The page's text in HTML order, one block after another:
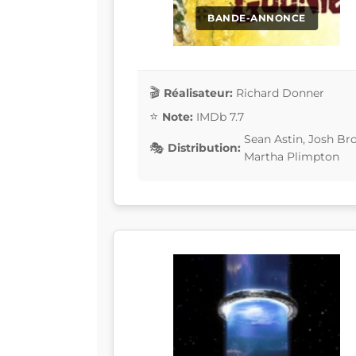
BANDE-ANNONCE
Réalisateur: Richard Donner
Note: IMDb 7.7
Distribution:
Sean Astin, Josh
Martha Plimpton